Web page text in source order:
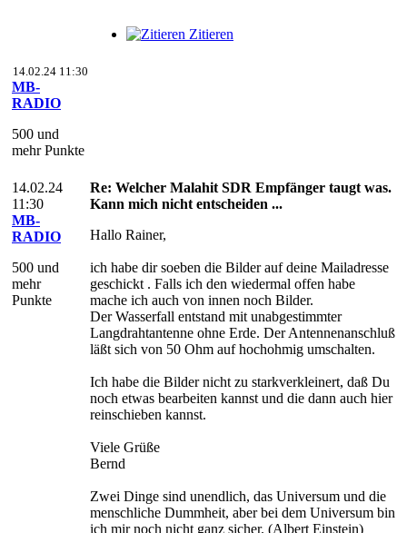
Zitieren
14.02.24 11:30
MB-
RADIO
500 und
mehr Punkte
14.02.24
11:30
MB-
RADIO
500 und
mehr
Punkte
Re: Welcher Malahit SDR Empfänger taugt was.
Kann mich nicht entscheiden ...
Hallo Rainer,
ich habe dir soeben die Bilder auf deine Mailadresse
geschickt . Falls ich den wiedermal offen habe
mache ich auch von innen noch Bilder.
Der Wasserfall entstand mit unabgestimmter
Langdrahtantenne ohne Erde. Der Antennenanschluß
läßt sich von 50 Ohm auf hochohmig umschalten.
Ich habe die Bilder nicht zu starkverkleinert, daß Du
noch etwas bearbeiten kannst und die dann auch hier
reinschieben kannst.
Viele Grüße
Bernd
Zwei Dinge sind unendlich, das Universum und die
menschliche Dummheit, aber bei dem Universum bin
ich mir noch nicht ganz sicher. (Albert Einstein)